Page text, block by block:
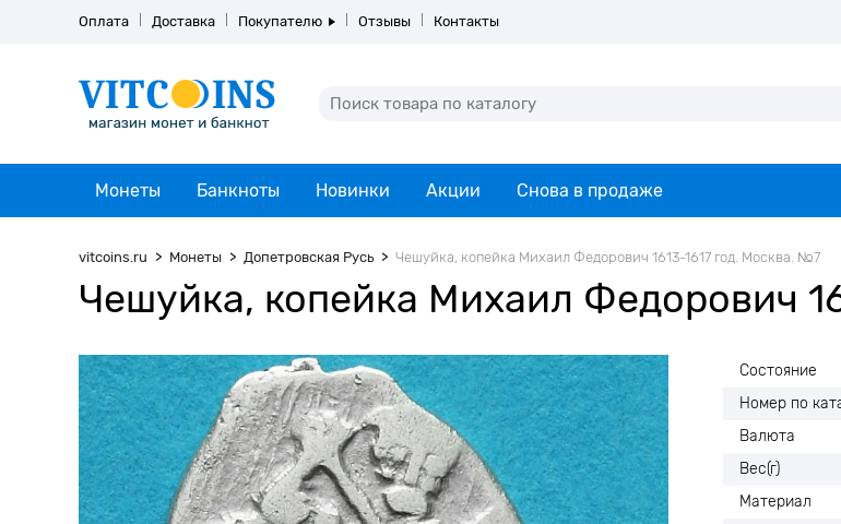
Оплата Доставка Покупателю Отзывы Контакты
Монеты Банкноты Новинки Акции Снова в продаже
vitcoins.ru Монеты Допетровская Русь Чешуйка, копейка Михаил Федорович 1613-1617 год. Москва. №7
Чешуйка, копейка Михаил Федорович
Состояние
Номер по
Валюта
Вес(г)
Материал